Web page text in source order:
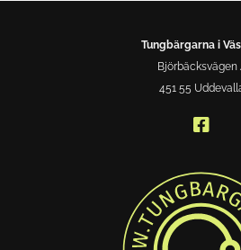
Tungbärgarna i
Björbäcksvägen
451 55
